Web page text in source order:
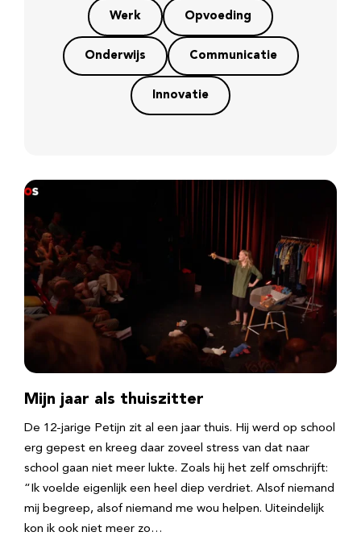
Werk Opvoeding
Onderwijs Communicatie
Innovatie
Mijn jaar als thuiszitter
De 12-jarige Petijn zit al een jaar thuis. Hij werd op school
erg gepest en kreeg daar zoveel stress van dat naar
school gaan niet meer lukte. Zoals hij het zelf omschrijft:
“Ik voelde eigenlijk een heel diep verdriet. Alsof niemand
mij begreep, alsof niemand me wou helpen. Uiteindelijk
kon ik ook niet meer zo…